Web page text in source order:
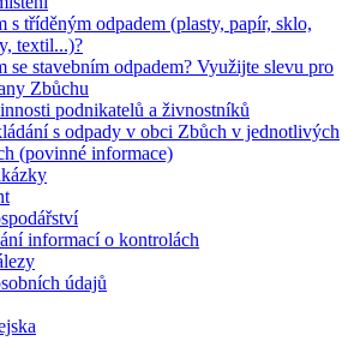
s tříděným odpadem (plasty, papír, sklo,
textil...)?
se stavebním odpadem? Využijte slevu pro
Zbůchu
podnikatelů a živnostníků
s odpady v obci Zbůch v jednotlivých
(povinné informace)
informací o kontrolách
údajů